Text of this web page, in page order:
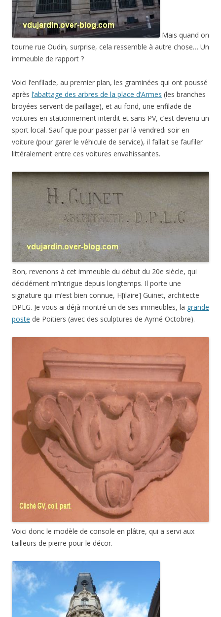
Mais quand on
tourne rue Oudin, surprise, cela ressemble à autre chose… Un
immeuble de rapport ?
Voici l’enfilade, au premier plan, les graminées qui ont poussé
après l’abattage des arbres de la place d’Armes (les branches
broyées servent de paillage), et au fond, une enfilade de
voitures en stationnement interdit et sans PV, c’est devenu un
sport local. Sauf que pour passer par là vendredi soir en
voiture (pour garer le véhicule de service), il fallait se faufiler
littéralement entre ces voitures envahissantes.
Bon, revenons à cet immeuble du début du 20e siècle, qui
décidément m’intrigue depuis longtemps. Il porte une
signature qui m’est bien connue, H[ilaire] Guinet, architecte
DPLG. Je vous ai déjà montré un de ses immeubles, la grande
poste de Poitiers (avec des sculptures de Aymé Octobre).
Voici donc le modèle de console en plâtre, qui a servi aux
tailleurs de pierre pour le décor.